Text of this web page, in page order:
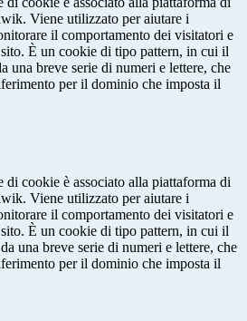
Viene utilizzato per aiutare i
il comportamento dei visitatori e
È un cookie di tipo pattern, in cui il
una breve serie di numeri e lettere, che
per il dominio che imposta il
di cookie è associato alla piattaforma di
Viene utilizzato per aiutare i
il comportamento dei visitatori e
È un cookie di tipo pattern, in cui il
una breve serie di numeri e lettere, che
per il dominio che imposta il